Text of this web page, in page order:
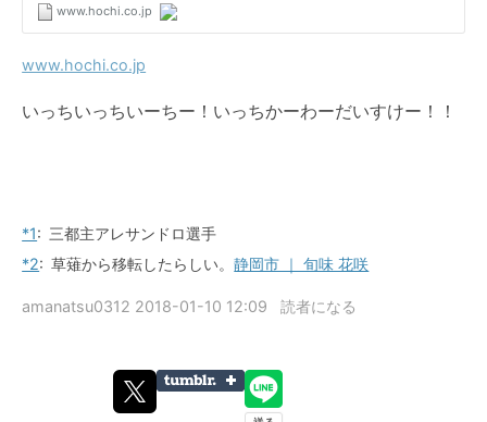
www.hochi.co.jp
いっちいっちいーちー！いっちかーわーだいすけー！！
*1: 三都主アレサンドロ選手
*2: 草薙から移転したらしい。静岡市 ｜ 旬味 花咲
amanatsu0312 2018-01-10 12:09 読者になる